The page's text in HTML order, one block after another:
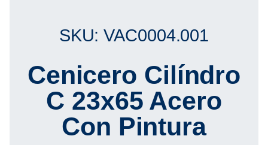
SKU: VAC0004.001
Cenicero Cilíndro
C 23x65 Acero
Con Pintura